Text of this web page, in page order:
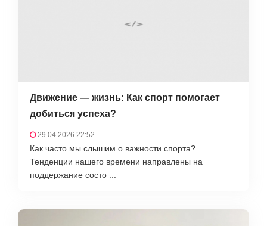
Движение — жизнь: Как спорт помогает
добиться успеха?
29.04.2026 22:52
Как часто мы слышим о важности спорта?
Тенденции нашего времени направлены на
поддержание состо ...